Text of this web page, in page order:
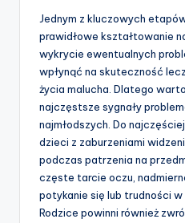
Jednym z kluczowych
prawidłowe kształtowanie
wykrycie ewentualnych
wpłynąć na skuteczność
życia malucha. Dlatego
najczęstsze sygnały
najmłodszych. Do
dzieci z zaburzeniami
podczas patrzenia na
częste tarcie oczu,
potykanie się lub trudności
Rodzice powinni również